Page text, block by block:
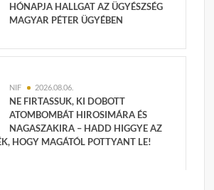
HÓNAPJA HALLGAT AZ ÜGYÉSZSÉG
MAGYAR PÉTER ÜGYÉBEN
NIF 2026.08.06.
NE FIRTASSUK, KI DOBOTT
ATOMBOMBÁT HIROSIMÁRA ÉS
NAGASZAKIRA – HADD HIGGYE AZ
HOGY MAGÁTÓL POTTYANT LE!